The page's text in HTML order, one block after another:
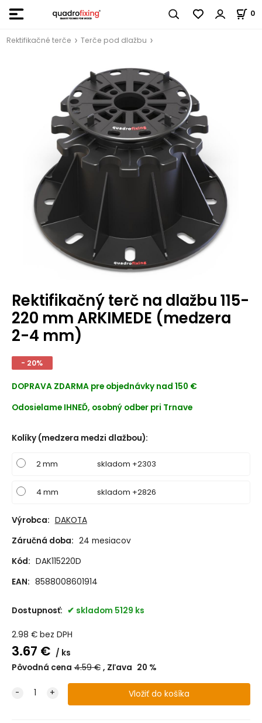
0
Rektifikačné terče Terče pod dlažbu
Rektifikačný terč na dlažbu 115-
220 mm ARKIMEDE (medzera
2-4 mm)
- 20%
DOPRAVA ZDARMA pre objednávky nad 150 €
Odosielame IHNEĎ, osobný odber pri Trnave
Kolíky (medzera medzi dlažbou):
2 mm skladom +2303
4 mm skladom +2826
Výrobca: DAKOTA
Záručná doba: 24 mesiacov
Kód: DAK115220D
EAN: 8588008601914
Dostupnosť: skladom 5129 ks
2.98 € bez DPH
3.67 €
ks
Pôvodná cena 4.59€ Zľava 20 %